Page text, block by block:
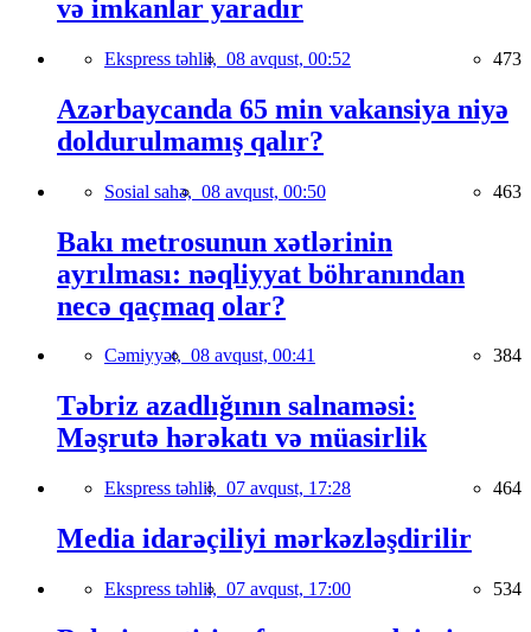
və imkanlar yaradır
Ekspress təhlil, 08 avqust, 00:52 473
Azərbaycanda 65 min vakansiya niyə
doldurulmamış qalır?
Sosial sahə, 08 avqust, 00:50 463
Bakı metrosunun xətlərinin
ayrılması: nəqliyyat böhranından
necə qaçmaq olar?
Cəmiyyət, 08 avqust, 00:41 384
Təbriz azadlığının salnaməsi:
Məşrutə hərəkatı və müasirlik
Ekspress təhlil, 07 avqust, 17:28 464
Media idarəçiliyi mərkəzləşdirilir
Ekspress təhlil, 07 avqust, 17:00 534